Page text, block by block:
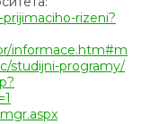
rizeni?
informace.htm#m
studijni-programy/